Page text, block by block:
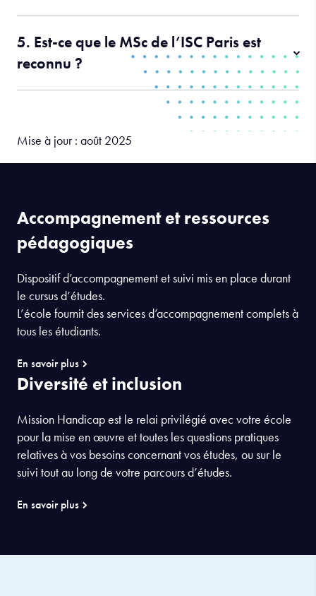
5. Est-ce que le MSc de l’ISC Paris est
reconnu ?
Mise à jour : août 2025
Accompagnement et ressources
pédagogiques
Dispositif d’accompagnement et suivi mis en place durant
le cursus d’études.
L’école fournit des services d’accompagnement complets à
tous les étudiants.
En savoir plus
Diversité et inclusion
Mission Handicap est le relai privilégié avec votre école
pour la mise en œuvre et toutes les questions pratiques
relatives à vos besoins concernant vos études, ou sur le
suivi tout au long de votre parcours d’études.
En savoir plus